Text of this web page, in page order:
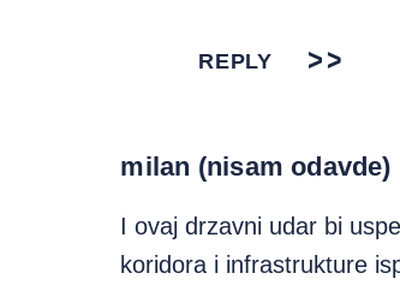
REPLY
milan (nisam odavde)
I ovaj drzavni udar bi
koridora i infrastrukture